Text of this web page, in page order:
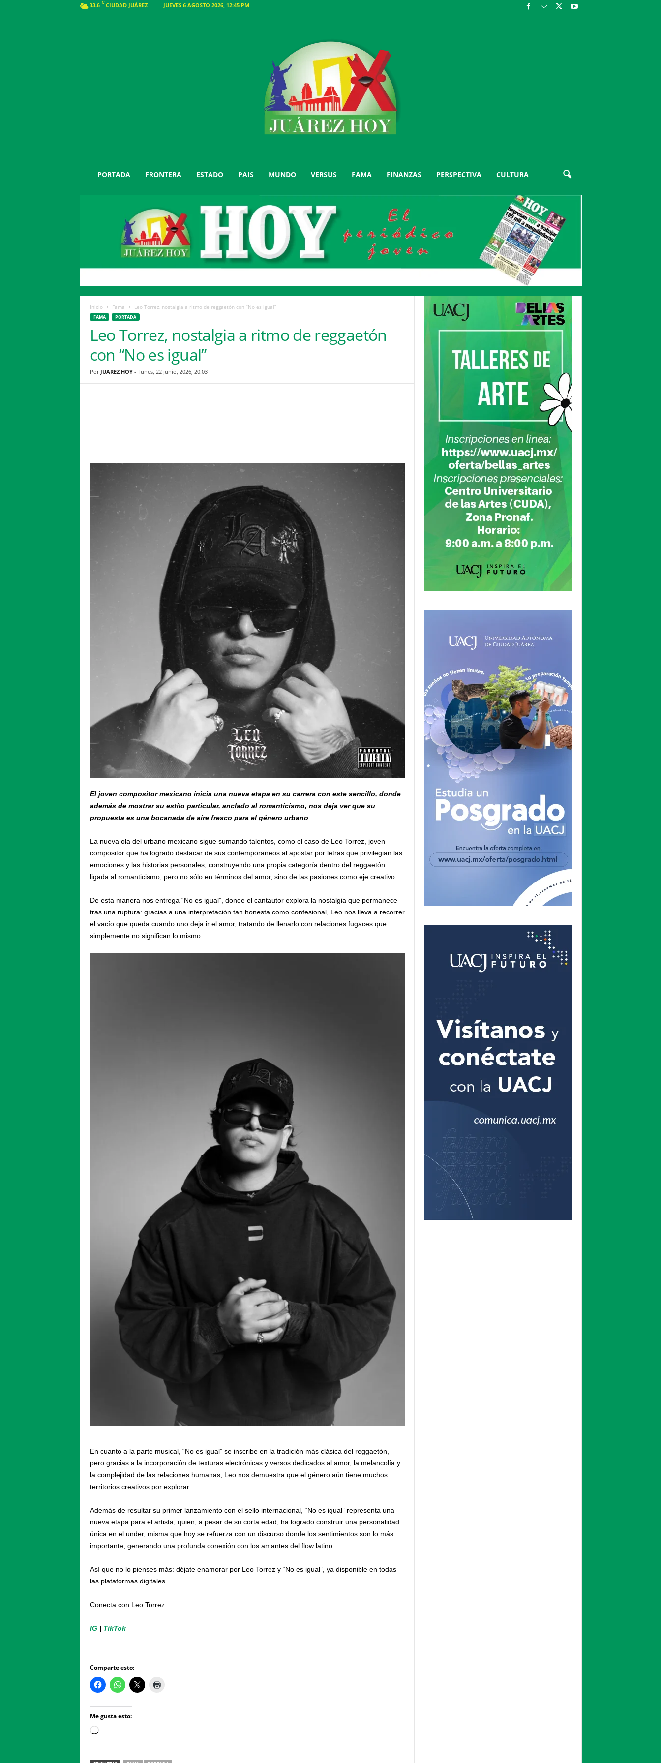
33.6 C CIUDAD JUÁREZ JUEVES 6 AGOSTO 2026, 12:45 PM
PORTADA FRONTERA ESTADO PAIS MUNDO VERSUS FAMA FINANZAS PERSPECTIVA CULTURA
Inicio Fama Leo Torrez, nostalgia a ritmo de reggaetón con “No es igual”
FAMA PORTADA
Leo Torrez, nostalgia a ritmo de reggaetón
con “No es igual”
Por JUAREZ HOY- lunes, 22 junio, 2026, 20:03
El joven compositor mexicano inicia una nueva etapa en su carrera con este sencillo, donde
además de mostrar su estilo particular, anclado al romanticismo, nos deja ver que su
propuesta es una bocanada de aire fresco para el género urbano
La nueva ola del urbano mexicano sigue sumando talentos, como el caso de Leo Torrez, joven
compositor que ha logrado destacar de sus contemporáneos al apostar por letras que privilegian las
emociones y las historias personales, construyendo una propia categoría dentro del reggaetón
ligada al romanticismo, pero no sólo en términos del amor, sino de las pasiones como eje creativo.
De esta manera nos entrega “No es igual”, donde el cantautor explora la nostalgia que permanece
tras una ruptura: gracias a una interpretación tan honesta como confesional, Leo nos lleva a recorrer
el vacío que queda cuando uno deja ir el amor, tratando de llenarlo con relaciones fugaces que
simplemente no significan lo mismo.
En cuanto a la parte musical, “No es igual” se inscribe en la tradición más clásica del reggaetón,
pero gracias a la incorporación de texturas electrónicas y versos dedicados al amor, la melancolía y
la complejidad de las relaciones humanas, Leo nos demuestra que el género aún tiene muchos
territorios creativos por explorar.
Además de resultar su primer lanzamiento con el sello internacional, “No es igual” representa una
nueva etapa para el artista, quien, a pesar de su corta edad, ha logrado construir una personalidad
única en el under, misma que hoy se refuerza con un discurso donde los sentimientos son lo más
importante, generando una profunda conexión con los amantes del flow latino.
Así que no lo pienses más: déjate enamorar por Leo Torrez y “No es igual”, ya disponible en todas
las plataformas digitales.
Conecta con Leo Torrez
IG| TikTok
Comparte esto:
Me gusta esto:
Loading…